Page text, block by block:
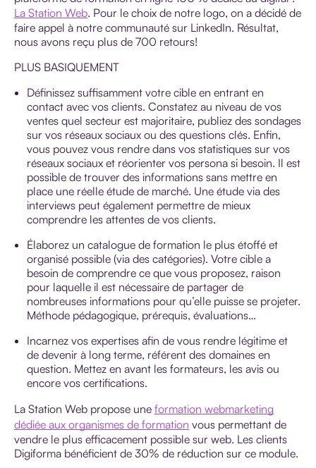
La Station Web. Pour le choix de notre logo, on a décidé de
faire appel à notre communauté sur LinkedIn. Résultat,
nous avons reçu plus de 700 retours!
PLUS BASIQUEMENT
Définissez suffisamment votre cible en entrant en
contact avec vos clients. Constatez au niveau de vos
ventes quel secteur est majoritaire, publiez des sondages
sur vos réseaux sociaux ou des questions clés. Enfin,
vous pouvez vous rendre dans vos statistiques sur vos
réseaux sociaux et réorienter vos persona si besoin. Il est
possible de trouver des informations sans mettre en
place une réelle étude de marché. Une étude via des
interviews peut également permettre de mieux
comprendre les attentes de vos clients.
Élaborez un catalogue de formation le plus étoffé et
organisé possible (via des catégories). Votre cible a
besoin de comprendre ce que vous proposez, raison
pour laquelle il est nécessaire de partager de
nombreuses informations pour qu’elle puisse se projeter.
Méthode pédagogique, prérequis, évaluations…
Incarnez vos expertises afin de vous rendre légitime et
de devenir à long terme, référent des domaines en
question. Mettez en avant les formateurs, les avis ou
encore vos certifications.
La Station Web propose une formation webmarketing
dédiée aux organismes de formation vous permettant de
vendre le plus efficacement possible sur web. Les clients
Digiforma bénéficient de 30% de réduction sur ce module.